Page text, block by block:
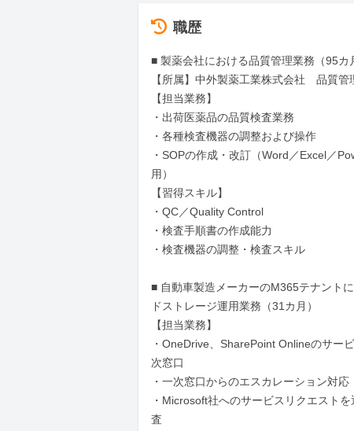
職歴
■ 製薬会社における品質管理業務（95カ
【所属】中外製薬工業株式会社　品質管
【担当業務】
・出荷医薬品の品質検査業務
・各種検査機器の調整および操作
・SOPの作成・改訂（Word／Excel／
用）
【習得スキル】
・QC／Quality Control
・検査手順書の作成能力
・検査機器の調整・検査スキル
■ 自動車製造メーカーのM365テナント
ドストレージ運用業務（31カ月）
【担当業務】
・OneDrive、SharePoint Onlineのサー
次窓口
・一次窓口からのエスカレーション対応
・Microsoft社へのサービスリクエストを
査